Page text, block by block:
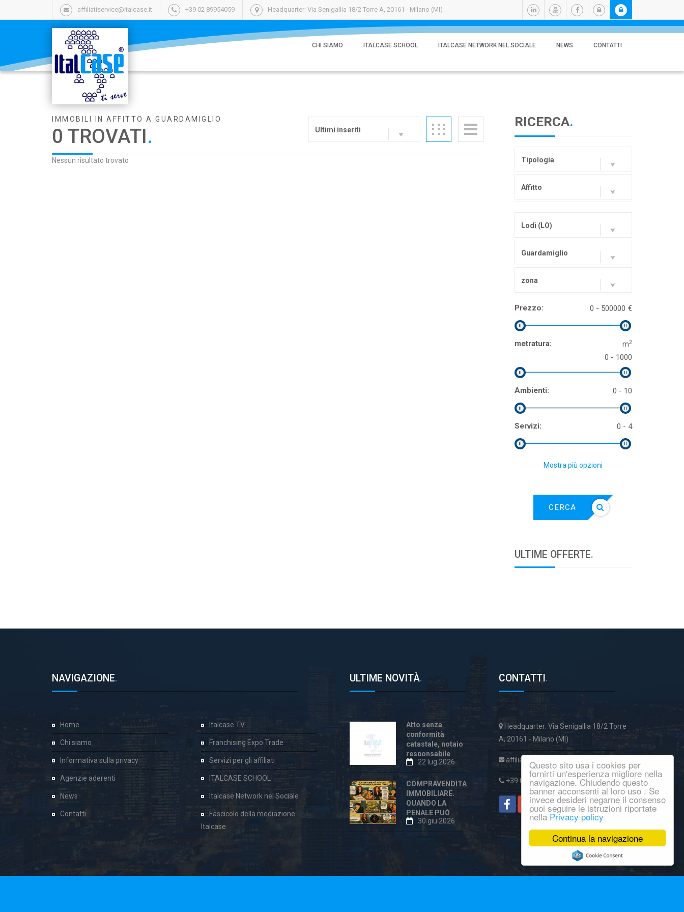
Continua la navigazione
Questo sito usa i cookies per
fornirti un'esperienza migliore nella
navigazione. Chiudendo questo
banner acconsenti al loro uso . Se
invece desideri negarne il consenso
puoi seguire le istruzioni riportate
nella Privacy policy
Cookie Consent plugin for the EU cookie law
affiliatiservice@italcase.it +39 02 89954059 Headquarter: Via Senigallia 18/2 Torre A, 20161 - Milano (MI)
CHI SIAMO ITALCASE SCHOOL ITALCASE NETWORK NEL SOCIALE NEWS CONTATTI
IMMOBILI IN AFFITTO A GUARDAMIGLIO
0 TROVATI. Ultimi inseriti
Nessun risultato trovato
RICERCA.
Tipologia
Affitto
Lodi (LO)
Guardamiglio
zona
Prezzo: €
0 - 500000
metratura: m2
0 - 1000
Ambienti: 0 - 10
Servizi: 0 - 4
Mostra più opzioni
CERCA
ULTIME OFFERTE.
NAVIGAZIONE.
Home
Chi siamo
Informativa sulla privacy
Agenzie aderenti
News
Contatti
Italcase TV
Franchising Expo Trade
Servizi per gli affiliati
ITALCASE SCHOOL
Italcase Network nel Sociale
Fascicolo della mediazione
Italcase
ULTIME NOVITÀ.
Atto senza
conformità
catastale, notaio
responsabile
anche dopo la
«correzione»
22 lug 2026
COMPRAVENDITA
IMMOBILIARE.
QUANDO LA
PENALE PUÒ
ESSERE
ECCESSIVA E
30 giu 2026
CONTATTI .
Headquarter: Via Senigallia 18/2 Torre
A, 20161 - Milano (MI)
affiliatiservice@italcase.it
+39 02 89954059